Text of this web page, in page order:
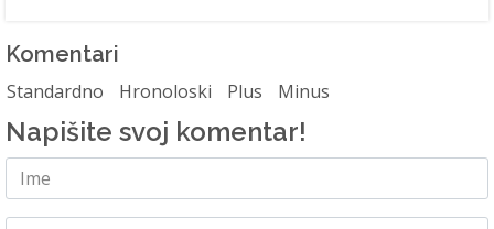
Komentari
Standardno Hronoloski Plus Minus
Napišite svoj komentar!